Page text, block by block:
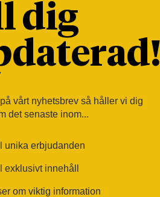
dig
vårt nyhetsbrev så håller vi dig
det senaste inom...
unika erbjudanden
exklusivt innehåll
om viktig information